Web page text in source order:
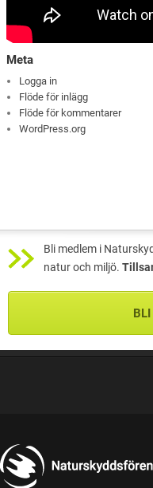
Meta
Logga in
Flöde för inlägg
Flöde för kommentarer
WordPress.org
Bli medlem i
natur och miljö.